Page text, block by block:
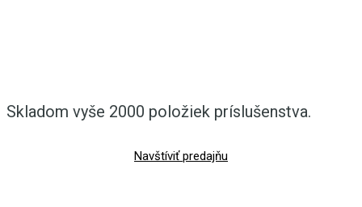
Skladom vyše 2000 položiek príslušenstva.
Navštíviť predajňu